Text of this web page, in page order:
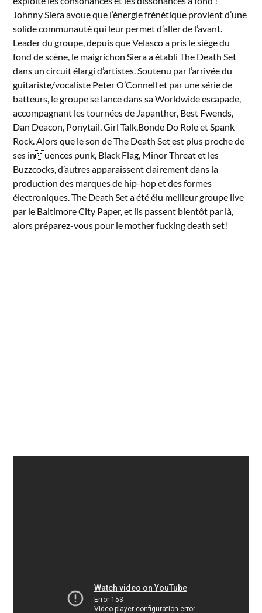
Johnny Siera avoue que l’énergie frénétique provient d’une
solide communauté qui leur permet d’aller de l’avant.
Leader du groupe, depuis que Velasco a pris le siège du
fond de scène, le maigrichon Siera a établi The Death Set
dans un circuit élargi d’artistes. Soutenu par l’arrivée du
guitariste/vocaliste Peter O’Connell et par une série de
batteurs, le groupe se lance dans sa Worldwide escapade,
accompagnant les tournées de Japanther, Best Fwends,
Dan Deacon, Ponytail, Girl Talk,Bonde Do Role et Spank
Rock. Alors que le son de The Death Set est plus proche de
ses inuences punk, Black Flag, Minor Threat et les
Buzzcocks, d’autres apparaissent clairement dans la
production des marques de hip-hop et des formes
électroniques. The Death Set a été élu meilleur groupe live
par le Baltimore City Paper, et ils passent bientôt par là,
alors préparez-vous pour le mother fucking death set!